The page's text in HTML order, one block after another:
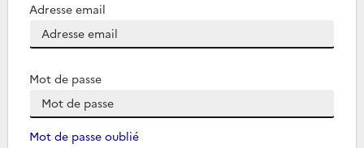
Adresse email
Mot de passe
Mot de passe oublié